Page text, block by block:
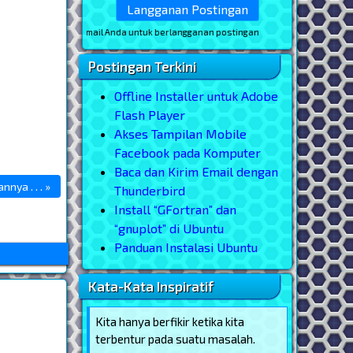
. . . »
masukkan email Anda untuk berlangganan postingan
Postingan Terkini
Offline Installer untuk Adobe
Flash Player
Akses Tampilan Mobile
Facebook pada Komputer
Baca dan Kirim Email dengan
Thunderbird
Install “GFortran” dan
“gnuplot” di Ubuntu
Panduan Instalasi Ubuntu
Kata-Kata Inspiratif
Kita hanya berfikir ketika kita
terbentur pada suatu masalah.